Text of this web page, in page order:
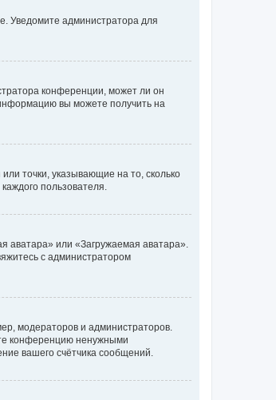
Уведомите администратора для
конференции, может ли он
вы можете получить на
точки, указывающие на то, сколько
пользователя.
аватара» или «Загружаемая аватара».
с администратором
модераторов и администраторов.
конференцию ненужными
вашего счётчика сообщений.